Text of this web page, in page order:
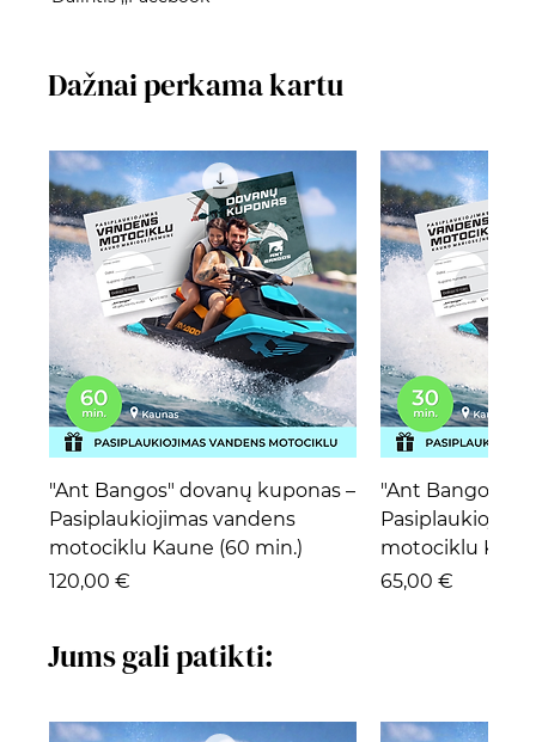
Dažnai perkama kartu
"Ant Bangos" dovanų kuponas –
Pasiplaukiojimas vandens
motociklu Kaune (60 min.)
Kaina
120,00 €
"Ant Bangos"
motociklu
Kaina
65,00 €
Jums gali patikti: